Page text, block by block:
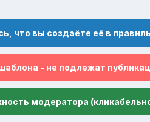
что вы создаёте её в
- не подлежат
модератора